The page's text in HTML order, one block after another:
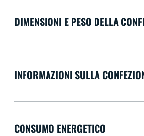
DIMENSIONI E PESO DELLA
INFORMAZIONI SULLA
CONSUMO ENERGETICO